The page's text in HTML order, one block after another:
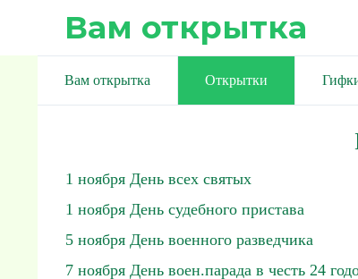
Вам открытка
Вам открытка Открытки
1 ноября День всех святых
1 ноября День судебного пристава
5 ноября День военного разведчика
7 ноября День воен.парада в честь 24